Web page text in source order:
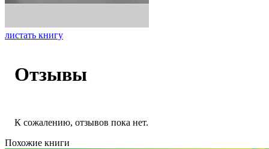
листать книгу
Отзывы
К сожалению, отзывов пока нет.
Похожие книги